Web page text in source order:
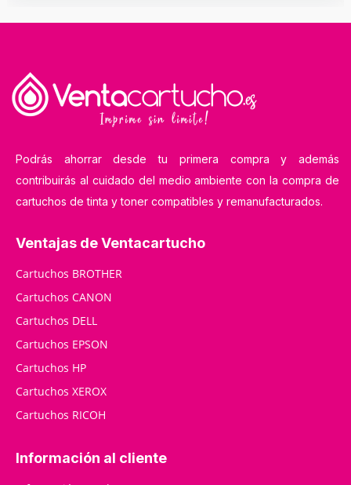
Podrás ahorrar desde tu primera compra y además
contribuirás al cuidado del medio ambiente con la compra de
cartuchos de tinta y toner compatibles y remanufacturados.
Ventajas de Ventacartucho
Cartuchos BROTHER
Cartuchos CANON
Cartuchos DELL
Cartuchos EPSON
Cartuchos HP
Cartuchos XEROX
Cartuchos RICOH
Información al cliente